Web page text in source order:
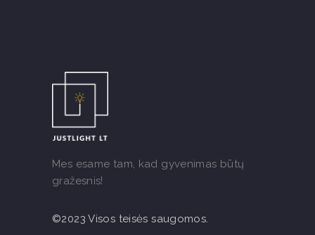
Mes esame tam, kad gyvenimas būtų
gražesnis!
©2023 Visos teisės saugomos.